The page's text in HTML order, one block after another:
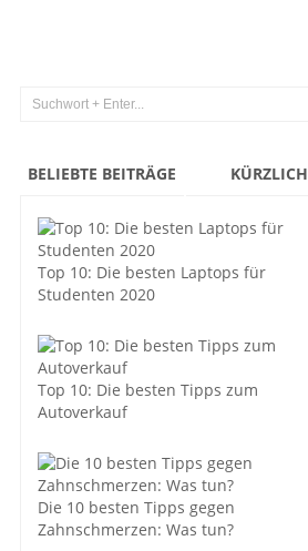
BELIEBTE BEITRÄGE KÜRZLICH
Top 10: Die besten Laptops für
Studenten 2020
Top 10: Die besten Tipps zum
Autoverkauf
Die 10 besten Tipps gegen
Zahnschmerzen: Was tun?